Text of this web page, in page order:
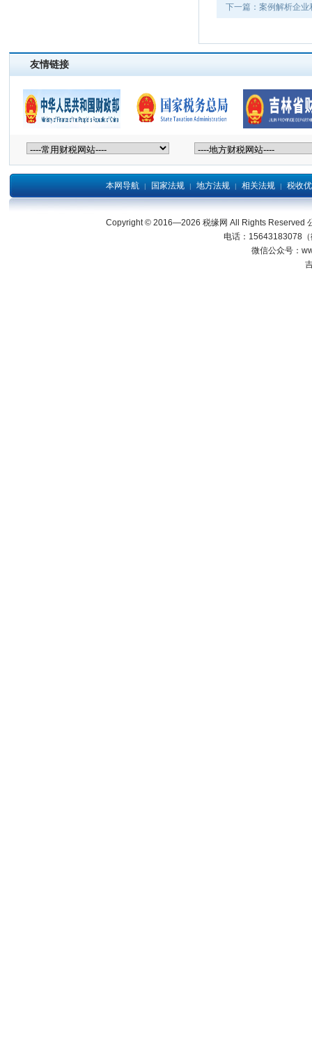
下一篇：案例解析企
友情链接
本网导航 | 国家法规 | 地方法规 | 相关法规 | 税收
Copyright © 2016—2026 税缘网 All Rights Reserved
电话：15643183078
微信公众号：